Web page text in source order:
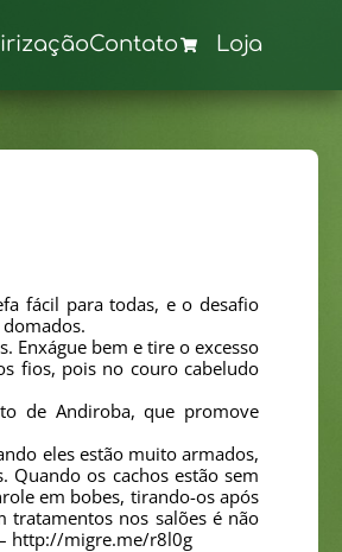
Contato Loja
fácil para todas, e o desafio
Enxágue bem e tire o excesso
fios, pois no couro cabeludo
de Andiroba, que promove
eles estão muito armados,
os cachos estão sem
em bobes, tirando-os após
nos salões é não
http://migre.me/r8l0g